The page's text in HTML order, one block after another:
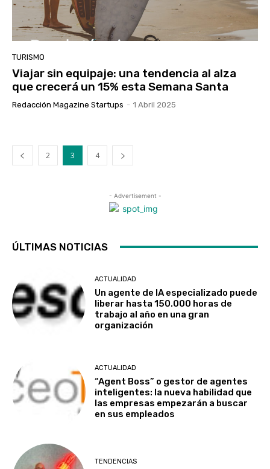
TURISMO
Viajar sin equipaje: una tendencia al alza
que crecerá un 15% esta Semana Santa
Redacción Magazine Startups - 1 Abril 2025
2 3 4
- Advertisement -
ÚLTIMAS NOTICIAS
ACTUALIDAD
Un agente de IA especializado puede
liberar hasta 150.000 horas de
trabajo al año en una gran
organización
ACTUALIDAD
“Agent Boss” o gestor de agentes
inteligentes: la nueva habilidad que
las empresas empezarán a buscar
en sus empleados
TENDENCIAS